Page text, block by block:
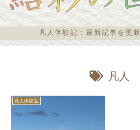
凡人体験記：最新記事を更
凡人
凡人体験記